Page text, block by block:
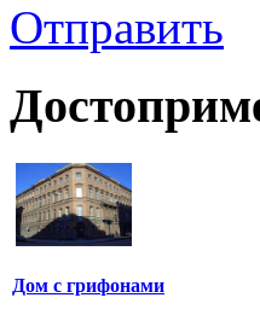
Отправить
Дом с грифонами